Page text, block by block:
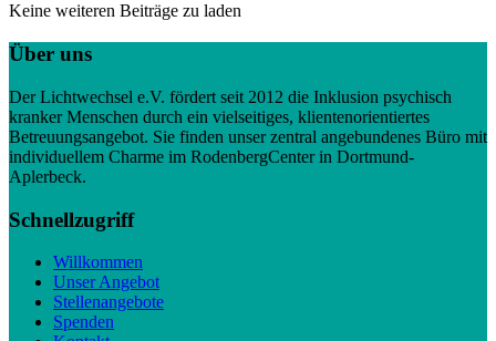
Keine weiteren Beiträge zu laden
Über uns
Der Lichtwechsel e.V. fördert seit 2012 die Inklusion psychisch
kranker Menschen durch ein vielseitiges, klientenorientiertes
Betreuungsangebot. Sie finden unser zentral angebundenes Büro mit
individuellem Charme im RodenbergCenter in Dortmund-
Aplerbeck.
Schnellzugriff
Willkommen
Unser Angebot
Stellenangebote
Spenden